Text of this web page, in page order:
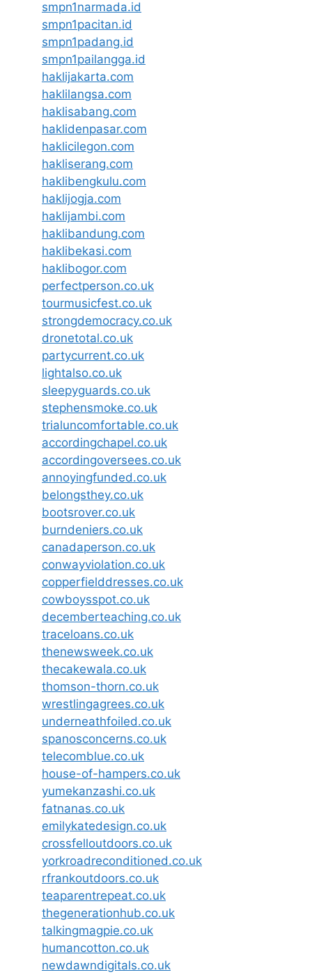
smpn1narmada.id
smpn1pacitan.id
smpn1padang.id
smpn1pailangga.id
haklijakarta.com
haklilangsa.com
haklisabang.com
haklidenpasar.com
haklicilegon.com
hakliserang.com
haklibengkulu.com
haklijogja.com
haklijambi.com
haklibandung.com
haklibekasi.com
haklibogor.com
perfectperson.co.uk
tourmusicfest.co.uk
strongdemocracy.co.uk
dronetotal.co.uk
partycurrent.co.uk
lightalso.co.uk
sleepyguards.co.uk
stephensmoke.co.uk
trialuncomfortable.co.uk
accordingchapel.co.uk
accordingoversees.co.uk
annoyingfunded.co.uk
belongsthey.co.uk
bootsrover.co.uk
burndeniers.co.uk
canadaperson.co.uk
conwayviolation.co.uk
copperfielddresses.co.uk
cowboysspot.co.uk
decemberteaching.co.uk
traceloans.co.uk
thenewsweek.co.uk
thecakewala.co.uk
thomson-thorn.co.uk
wrestlingagrees.co.uk
underneathfoiled.co.uk
spanosconcerns.co.uk
telecomblue.co.uk
house-of-hampers.co.uk
yumekanzashi.co.uk
fatnanas.co.uk
emilykatedesign.co.uk
crossfelloutdoors.co.uk
yorkroadreconditioned.co.uk
rfrankoutdoors.co.uk
teaparentrepeat.co.uk
thegenerationhub.co.uk
talkingmagpie.co.uk
humancotton.co.uk
newdawndigitals.co.uk